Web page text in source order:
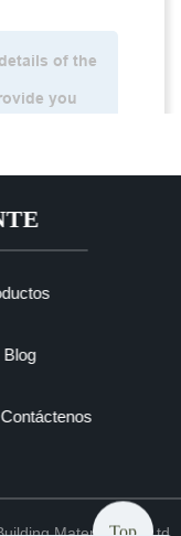
Blog
Contáctenos
Material Co., Ltd.
Top